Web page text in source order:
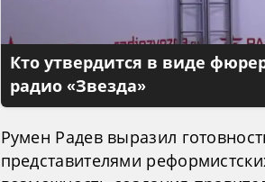
Кто утвердится в виде
радио «Звезда»
Румен Радев выразил
представителями